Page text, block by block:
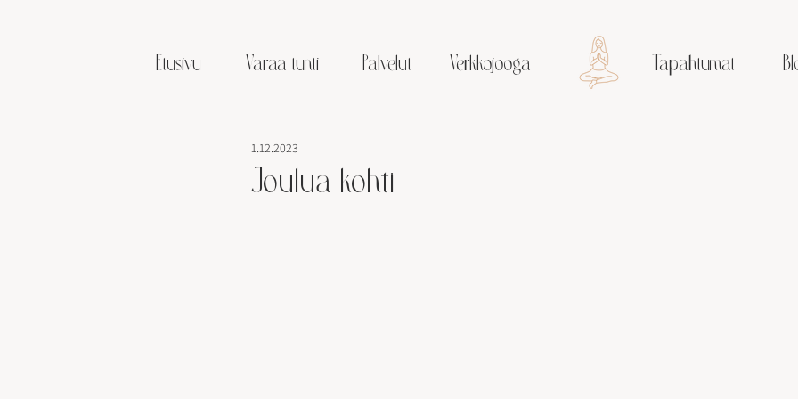
Etusivu Varaa tunti Palvelut Verkkojooga Tapahtumat
Joulua kohti
1.12.2023